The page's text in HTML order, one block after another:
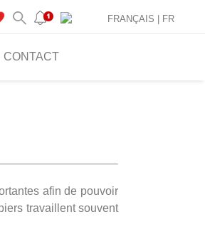
CONTACT
FRANÇAIS | FR
afin de pouvoir
travaillent souvent